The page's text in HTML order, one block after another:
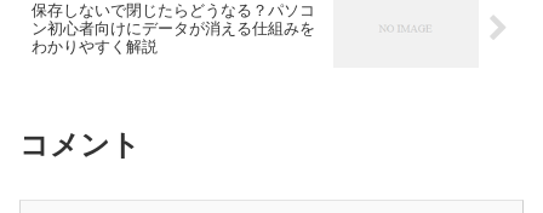
保存しないで閉じたらどうなる？パソコ
ン初心者向けにデータが消える仕組みを
わかりやすく解説
コメント